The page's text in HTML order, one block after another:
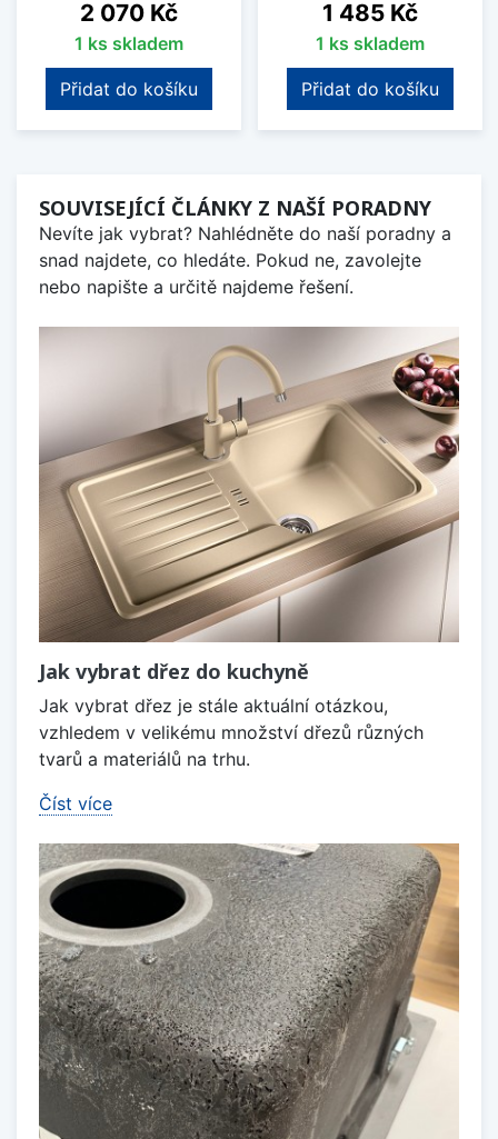
Cena
2 070 Kč
1 ks skladem
Přidat do košíku
Cena
1 485 Kč
1 ks skladem
Přidat do košíku
SOUVISEJÍCÍ ČLÁNKY Z NAŠÍ PORADNY
Nevíte jak vybrat? Nahlédněte do naší poradny a
snad najdete, co hledáte. Pokud ne, zavolejte
nebo napište a určitě najdeme řešení.
Jak vybrat dřez do kuchyně
Jak vybrat dřez je stále aktuální otázkou,
vzhledem v velikému množství dřezů různých
tvarů a materiálů na trhu.
Číst více